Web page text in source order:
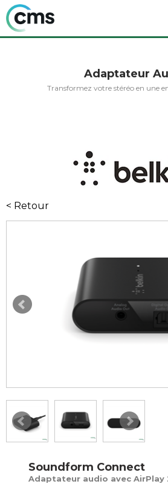
Adaptateur
Transformez votre stéréo en une
< Retour
Soundform Connect
Adaptateur audio avec AirPlay